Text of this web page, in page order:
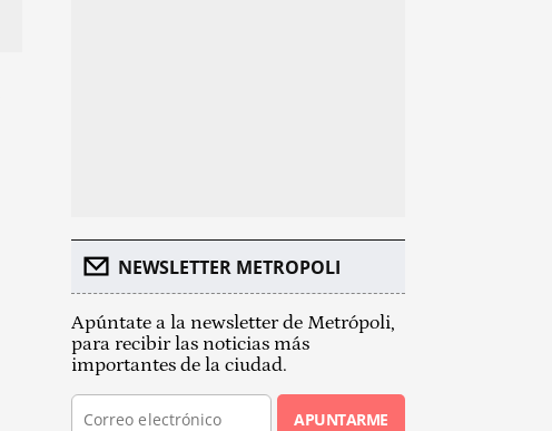
NEWSLETTER METROPOLI
Apúntate a la newsletter de Metrópoli,
para recibir las noticias más
importantes de la ciudad.
APUNTARME